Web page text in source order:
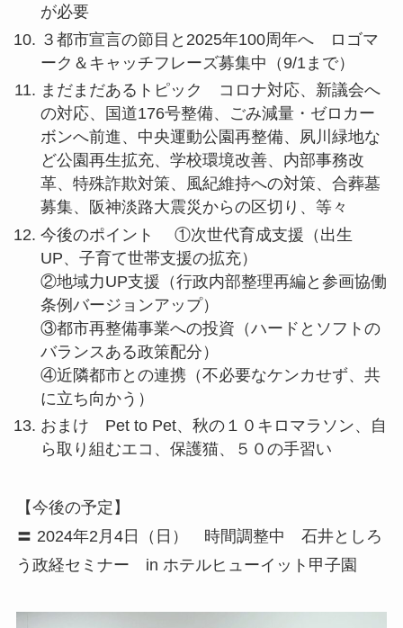
が必要
３都市宣言の節目と2025年100周年へ ロゴマ
ーク＆キャッチフレーズ募集中（9/1まで）
まだまだあるトピック コロナ対応、新議会へ
の対応、国道176号整備、ごみ減量・ゼロカー
ボンへ前進、中央運動公園再整備、夙川緑地な
ど公園再生拡充、学校環境改善、内部事務改
革、特殊詐欺対策、風紀維持への対策、合葬墓
募集、阪神淡路大震災からの区切り、等々
今後のポイント ①次世代育成支援（出生
UP、子育て世帯支援の拡充）
②地域力UP支援（行政内部整理再編と参画協働
条例バージョンアップ）
③都市再整備事業への投資（ハードとソフトの
バランスある政策配分）
④近隣都市との連携（不必要なケンカせず、共
に立ち向かう）
おまけ Pet to Pet、秋の１０キロマラソン、自
ら取り組むエコ、保護猫、５０の手習い
【今後の予定】
〓 2024年2月4日（日） 時間調整中 石井としろ
う政経セミナー in ホテルヒューイット甲子園